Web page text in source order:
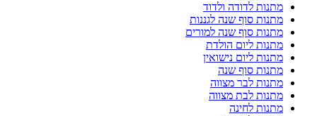
מתנות לדודה ולדוד
מתנות סוף שנה לגננות
מתנות סוף שנה למורים
מתנות ליום הולדת
מתנות ליום נישואין
מתנות סוף שנה
מתנות לבר מצווה
מתנות לבת מצווה
מתנות לחינה